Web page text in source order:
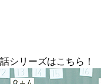
シリーズはこちら！